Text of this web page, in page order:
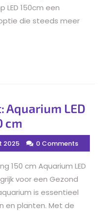
LED 150cm een
die steeds meer
Aquarium LED
cm
2025 0 Comments
150 cm Aquarium LED
voor een Gezond
is essentieel
en planten. Met de